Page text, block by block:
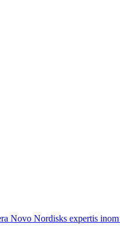
Novo Nordisks expertis inom